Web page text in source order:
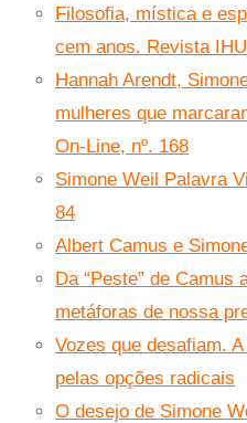
Filosofia, mística e
cem anos. Revista
Hannah Arendt,
mulheres que
On-Line, nº. 168
Simone Weil Palavra
84
Albert Camus e
Da “Peste” de
metáforas de nossa
Vozes que desafiam.
pelas opções radicais
O desejo de Simone